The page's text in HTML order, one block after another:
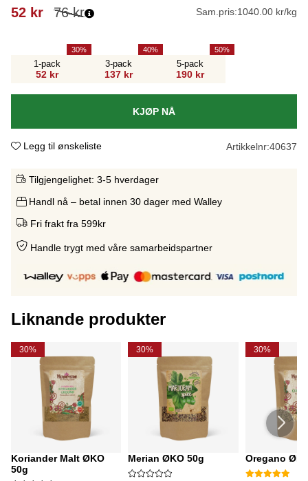
76kr
52 kr Sam.pris:1040.00 kr/kg
1-pack
52 kr
30
3-pack
137 kr
40
5-pack
190 kr
50
KJØP NÅ
Legg til ønskeliste Artikkelnr:40637
Tilgjengelighet: 3-5 hverdager
Handl nå – betal innen 30 dager med Walley
Fri frakt fra 599kr
Handle trygt med våre samarbeidspartner
Liknande produkter
30%
Koriander Malt ØKO
50g
30%
Merian ØKO 50g
30%
Oregano